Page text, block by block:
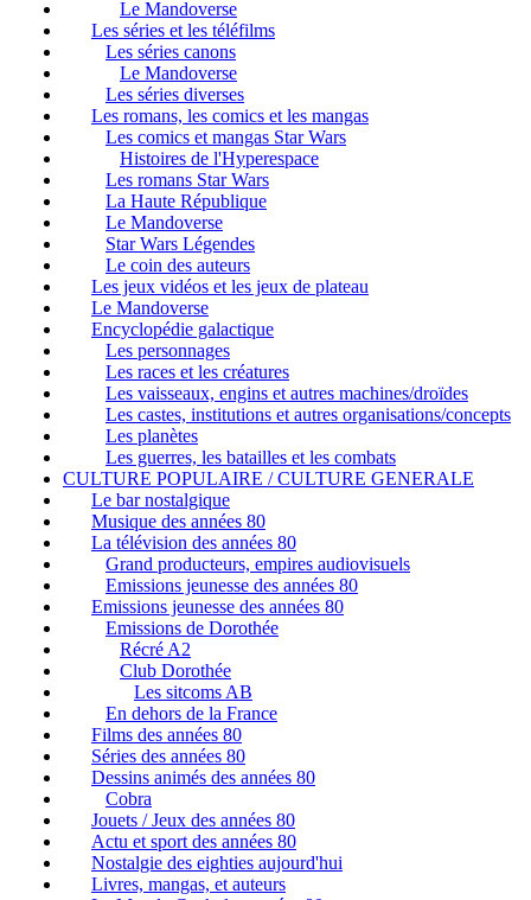
Le Mandoverse
Les séries et les téléfilms
Les séries canons
Le Mandoverse
Les séries diverses
Les romans, les comics et les mangas
Les comics et mangas Star Wars
Histoires de l'Hyperespace
Les romans Star Wars
La Haute République
Le Mandoverse
Star Wars Légendes
Le coin des auteurs
Les jeux vidéos et les jeux de plateau
Le Mandoverse
Encyclopédie galactique
Les personnages
Les races et les créatures
Les vaisseaux, engins et autres machines/droïdes
Les castes, institutions et autres organisations/concepts
Les planètes
Les guerres, les batailles et les combats
CULTURE POPULAIRE / CULTURE GENERALE
Le bar nostalgique
Musique des années 80
La télévision des années 80
Grand producteurs, empires audiovisuels
Emissions jeunesse des années 80
Emissions jeunesse des années 80
Emissions de Dorothée
Récré A2
Club Dorothée
Les sitcoms AB
En dehors de la France
Films des années 80
Séries des années 80
Dessins animés des années 80
Cobra
Jouets / Jeux des années 80
Actu et sport des années 80
Nostalgie des eighties aujourd'hui
Livres, mangas, et auteurs